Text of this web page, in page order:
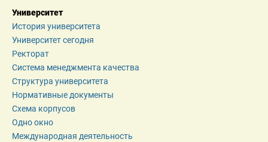
Университет
История университета
Университет сегодня
Ректорат
Система менеджмента качества
Структура университета
Нормативные документы
Схема корпусов
Одно окно
Международная деятельность